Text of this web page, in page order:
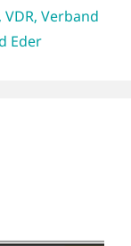
VDR, Verband
Eder